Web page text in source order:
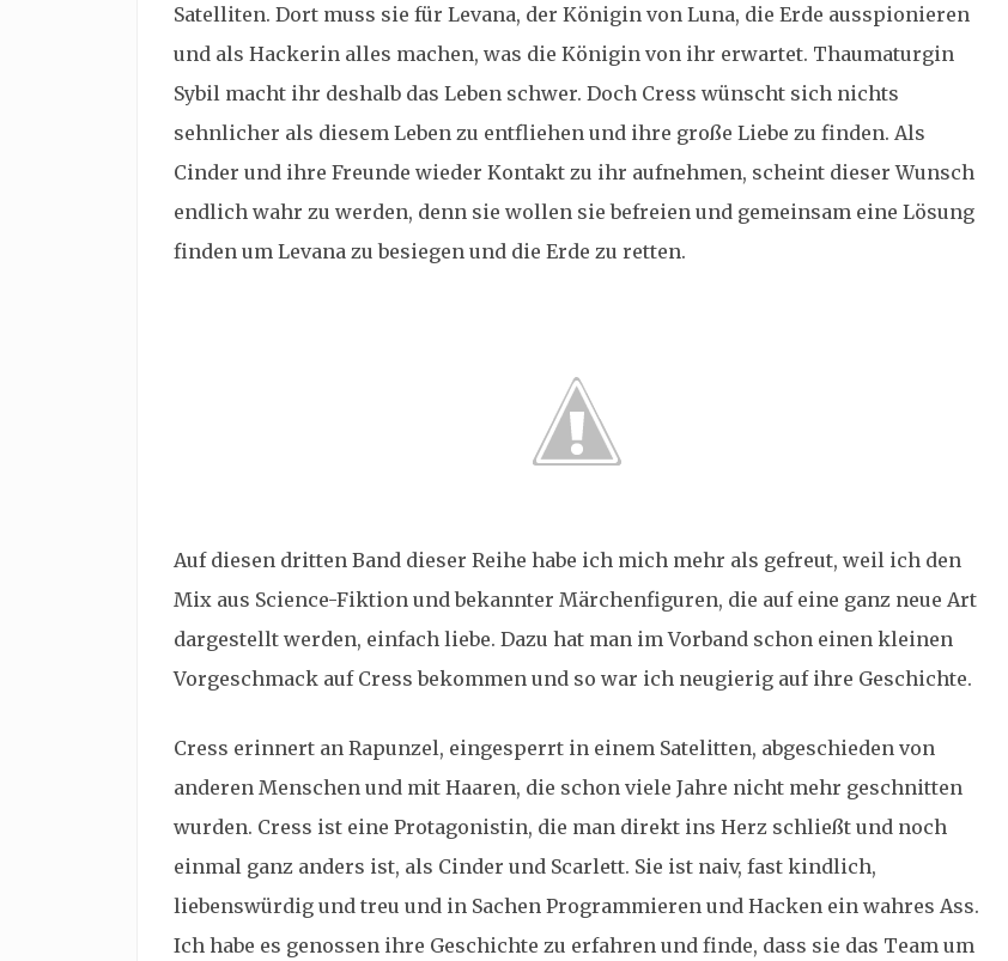
Satelliten. Dort muss sie für Levana, der Königin von Luna, die Erde ausspionieren
und als Hackerin alles machen, was die Königin von ihr erwartet. Thaumaturgin
Sybil macht ihr deshalb das Leben schwer. Doch Cress wünscht sich nichts
sehnlicher als diesem Leben zu entfliehen und ihre große Liebe zu finden. Als
Cinder und ihre Freunde wieder Kontakt zu ihr aufnehmen, scheint dieser Wunsch
endlich wahr zu werden, denn sie wollen sie befreien und gemeinsam eine Lösung
finden um Levana zu besiegen und die Erde zu retten.
Auf diesen dritten Band dieser Reihe habe ich mich mehr als gefreut, weil ich den
Mix aus Science-Fiktion und bekannter Märchenfiguren, die auf eine ganz neue Art
dargestellt werden, einfach liebe. Dazu hat man im Vorband schon einen kleinen
Vorgeschmack auf Cress bekommen und so war ich neugierig auf ihre Geschichte.
Cress erinnert an Rapunzel, eingesperrt in einem Satelitten, abgeschieden von
anderen Menschen und mit Haaren, die schon viele Jahre nicht mehr geschnitten
wurden. Cress ist eine Protagonistin, die man direkt ins Herz schließt und noch
einmal ganz anders ist, als Cinder und Scarlett. Sie ist naiv, fast kindlich,
liebenswürdig und treu und in Sachen Programmieren und Hacken ein wahres Ass.
Ich habe es genossen ihre Geschichte zu erfahren und finde, dass sie das Team um